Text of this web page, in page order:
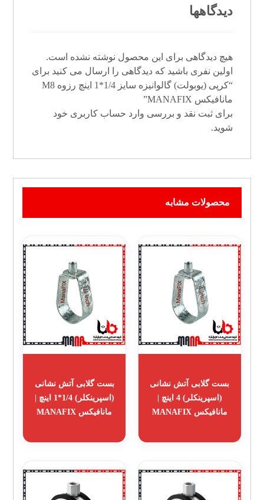
دیدگاهها
هیچ دیدگاهی برای این محصول نوشته نشده است.
اولین نفری باشید که دیدگاهی را ارسال می کنید برای
“کرپی (یوبولت) گالوانیزه سایز 1/4*1 اینچ رزوه M8
مانافیکس MANAFIX”
برای ثبت نقد و بررسی وارد حساب کاربری خود
شوید.
محصولات مشابه
بست گلابی آتش نشانی
(اسپرینکلر) 4 اینچ |
مانافیکس MANAFIX
بست گلابی آتش نشانی
(اسپرینکلر) 1/4*1 اینچ |
مانافیکس MANAFIX